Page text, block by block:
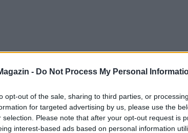
- Do Not Process My Personal
opt-out of the sale, sharing to third parties, or
for targeted advertising by us, please use the
selection. Please note that after your opt-out request is
interest-based ads based on personal information